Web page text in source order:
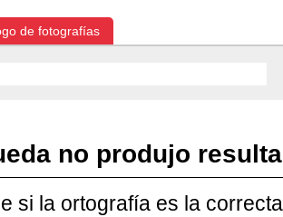
de fotografías
no produjo
si la ortografía es la